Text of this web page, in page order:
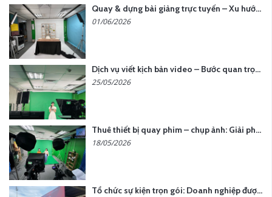
Quay & dựng bài giảng trực tuyến – Xu hướng đào tạo thời đại số
01/06/2026
Dịch vụ viết kịch bản video – Bước quan trọng quyết định thành công nội dung
25/05/2026
Thuê thiết bị quay phim – chụp ảnh: Giải pháp tối ưu chi phí cho doanh nghiệp
18/05/2026
Tổ chức sự kiện trọn gói: Doanh nghiệp được gì khi chọn đơn vị chuyên nghiệp?